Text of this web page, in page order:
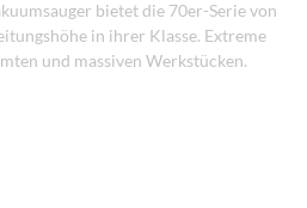
bietet die 70er-Serie von
in ihrer Klasse. Extreme
und massiven Werkstücken.